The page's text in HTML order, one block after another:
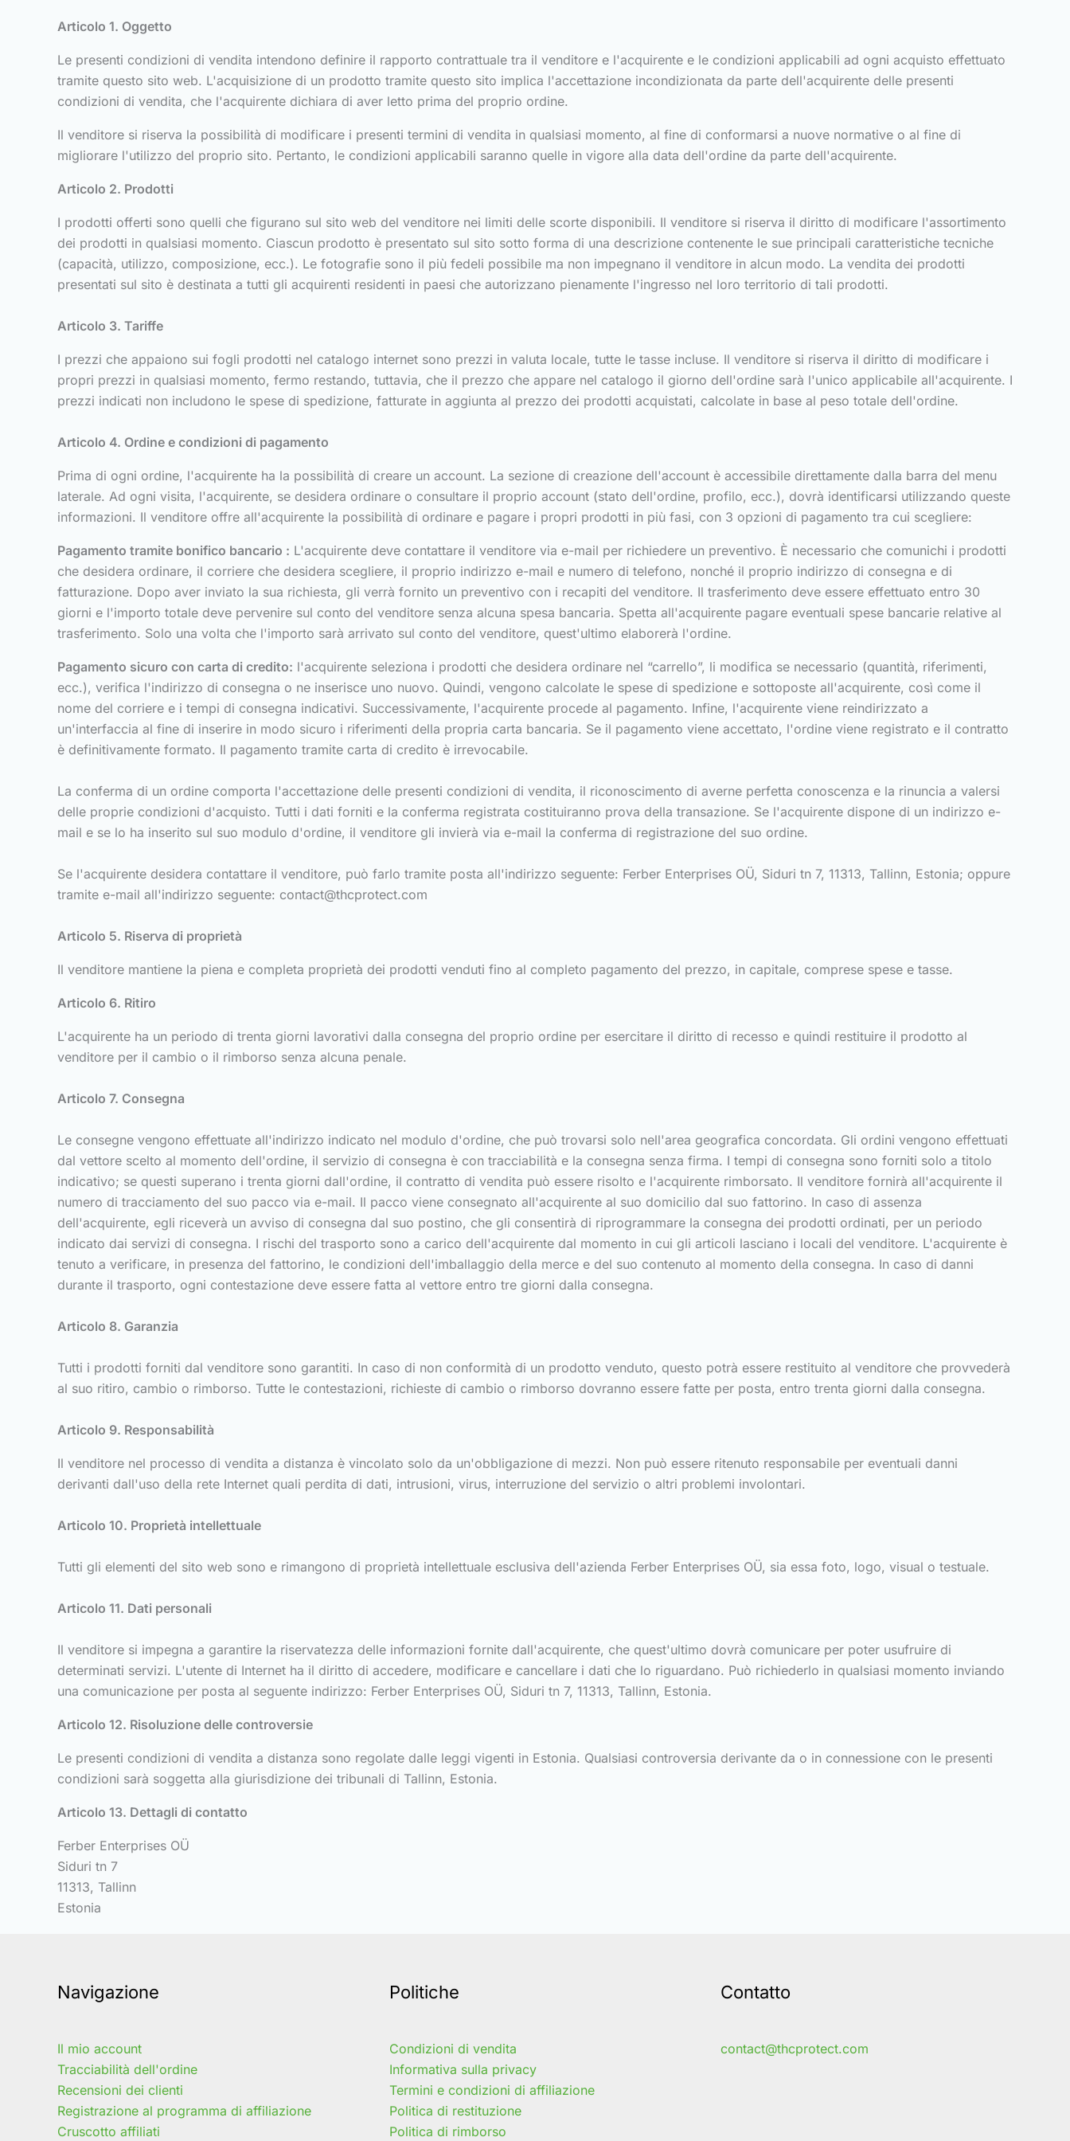
Articolo 1. Oggetto
Le presenti condizioni di vendita intendono definire il rapporto contrattuale tra il venditore e l'acquirente e le condizioni applicabili ad ogni acquisto effettuato
tramite questo sito web. L'acquisizione di un prodotto tramite questo sito implica l'accettazione incondizionata da parte dell'acquirente delle presenti
condizioni di vendita, che l'acquirente dichiara di aver letto prima del proprio ordine.
Il venditore si riserva la possibilità di modificare i presenti termini di vendita in qualsiasi momento, al fine di conformarsi a nuove normative o al fine di
migliorare l'utilizzo del proprio sito. Pertanto, le condizioni applicabili saranno quelle in vigore alla data dell'ordine da parte dell'acquirente.
Articolo 2. Prodotti
I prodotti offerti sono quelli che figurano sul sito web del venditore nei limiti delle scorte disponibili. Il venditore si riserva il diritto di modificare l'assortimento
dei prodotti in qualsiasi momento. Ciascun prodotto è presentato sul sito sotto forma di una descrizione contenente le sue principali caratteristiche tecniche
(capacità, utilizzo, composizione, ecc.). Le fotografie sono il più fedeli possibile ma non impegnano il venditore in alcun modo. La vendita dei prodotti
presentati sul sito è destinata a tutti gli acquirenti residenti in paesi che autorizzano pienamente l'ingresso nel loro territorio di tali prodotti.
Articolo 3. Tariffe
I prezzi che appaiono sui fogli prodotti nel catalogo internet sono prezzi in valuta locale, tutte le tasse incluse. Il venditore si riserva il diritto di modificare i
propri prezzi in qualsiasi momento, fermo restando, tuttavia, che il prezzo che appare nel catalogo il giorno dell'ordine sarà l'unico applicabile all'acquirente. I
prezzi indicati non includono le spese di spedizione, fatturate in aggiunta al prezzo dei prodotti acquistati, calcolate in base al peso totale dell'ordine.
Articolo 4. Ordine e condizioni di pagamento
Prima di ogni ordine, l'acquirente ha la possibilità di creare un account. La sezione di creazione dell'account è accessibile direttamente dalla barra del menu
laterale. Ad ogni visita, l'acquirente, se desidera ordinare o consultare il proprio account (stato dell'ordine, profilo, ecc.), dovrà identificarsi utilizzando queste
informazioni. Il venditore offre all'acquirente la possibilità di ordinare e pagare i propri prodotti in più fasi, con 3 opzioni di pagamento tra cui scegliere:
Pagamento tramite bonifico bancario : L'acquirente deve contattare il venditore via e-mail per richiedere un preventivo. È necessario che comunichi i prodotti
che desidera ordinare, il corriere che desidera scegliere, il proprio indirizzo e-mail e numero di telefono, nonché il proprio indirizzo di consegna e di
fatturazione. Dopo aver inviato la sua richiesta, gli verrà fornito un preventivo con i recapiti del venditore. Il trasferimento deve essere effettuato entro 30
giorni e l'importo totale deve pervenire sul conto del venditore senza alcuna spesa bancaria. Spetta all'acquirente pagare eventuali spese bancarie relative al
trasferimento. Solo una volta che l'importo sarà arrivato sul conto del venditore, quest'ultimo elaborerà l'ordine.
Pagamento sicuro con carta di credito: l'acquirente seleziona i prodotti che desidera ordinare nel “carrello”, li modifica se necessario (quantità, riferimenti,
ecc.), verifica l'indirizzo di consegna o ne inserisce uno nuovo. Quindi, vengono calcolate le spese di spedizione e sottoposte all'acquirente, così come il
nome del corriere e i tempi di consegna indicativi. Successivamente, l'acquirente procede al pagamento. Infine, l'acquirente viene reindirizzato a
un'interfaccia al fine di inserire in modo sicuro i riferimenti della propria carta bancaria. Se il pagamento viene accettato, l'ordine viene registrato e il contratto
è definitivamente formato. Il pagamento tramite carta di credito è irrevocabile.
La conferma di un ordine comporta l'accettazione delle presenti condizioni di vendita, il riconoscimento di averne perfetta conoscenza e la rinuncia a valersi
delle proprie condizioni d'acquisto. Tutti i dati forniti e la conferma registrata costituiranno prova della transazione. Se l'acquirente dispone di un indirizzo e-
mail e se lo ha inserito sul suo modulo d'ordine, il venditore gli invierà via e-mail la conferma di registrazione del suo ordine.
Se l'acquirente desidera contattare il venditore, può farlo tramite posta all'indirizzo seguente: Ferber Enterprises OÜ, Siduri tn 7, 11313, Tallinn, Estonia; oppure
tramite e-mail all'indirizzo seguente: contact@thcprotect.com
Articolo 5. Riserva di proprietà
Il venditore mantiene la piena e completa proprietà dei prodotti venduti fino al completo pagamento del prezzo, in capitale, comprese spese e tasse.
Articolo 6. Ritiro
L'acquirente ha un periodo di trenta giorni lavorativi dalla consegna del proprio ordine per esercitare il diritto di recesso e quindi restituire il prodotto al
venditore per il cambio o il rimborso senza alcuna penale.
Articolo 7. Consegna
Le consegne vengono effettuate all'indirizzo indicato nel modulo d'ordine, che può trovarsi solo nell'area geografica concordata. Gli ordini vengono effettuati
dal vettore scelto al momento dell'ordine, il servizio di consegna è con tracciabilità e la consegna senza firma. I tempi di consegna sono forniti solo a titolo
indicativo; se questi superano i trenta giorni dall'ordine, il contratto di vendita può essere risolto e l'acquirente rimborsato. Il venditore fornirà all'acquirente il
numero di tracciamento del suo pacco via e-mail. Il pacco viene consegnato all'acquirente al suo domicilio dal suo fattorino. In caso di assenza
dell'acquirente, egli riceverà un avviso di consegna dal suo postino, che gli consentirà di riprogrammare la consegna dei prodotti ordinati, per un periodo
indicato dai servizi di consegna. I rischi del trasporto sono a carico dell'acquirente dal momento in cui gli articoli lasciano i locali del venditore. L'acquirente è
tenuto a verificare, in presenza del fattorino, le condizioni dell'imballaggio della merce e del suo contenuto al momento della consegna. In caso di danni
durante il trasporto, ogni contestazione deve essere fatta al vettore entro tre giorni dalla consegna.
Articolo 8. Garanzia
Tutti i prodotti forniti dal venditore sono garantiti. In caso di non conformità di un prodotto venduto, questo potrà essere restituito al venditore che provvederà
al suo ritiro, cambio o rimborso. Tutte le contestazioni, richieste di cambio o rimborso dovranno essere fatte per posta, entro trenta giorni dalla consegna.
Articolo 9. Responsabilità
Il venditore nel processo di vendita a distanza è vincolato solo da un'obbligazione di mezzi. Non può essere ritenuto responsabile per eventuali danni
derivanti dall'uso della rete Internet quali perdita di dati, intrusioni, virus, interruzione del servizio o altri problemi involontari.
Articolo 10. Proprietà intellettuale
Tutti gli elementi del sito web sono e rimangono di proprietà intellettuale esclusiva dell'azienda Ferber Enterprises OÜ, sia essa foto, logo, visual o testuale.
Articolo 11. Dati personali
Il venditore si impegna a garantire la riservatezza delle informazioni fornite dall'acquirente, che quest'ultimo dovrà comunicare per poter usufruire di
determinati servizi. L'utente di Internet ha il diritto di accedere, modificare e cancellare i dati che lo riguardano. Può richiederlo in qualsiasi momento inviando
una comunicazione per posta al seguente indirizzo: Ferber Enterprises OÜ, Siduri tn 7, 11313, Tallinn, Estonia.
Articolo 12. Risoluzione delle controversie
Le presenti condizioni di vendita a distanza sono regolate dalle leggi vigenti in Estonia. Qualsiasi controversia derivante da o in connessione con le presenti
condizioni sarà soggetta alla giurisdizione dei tribunali di Tallinn, Estonia.
Articolo 13. Dettagli di contatto
Ferber Enterprises OÜ
Siduri tn 7
11313, Tallinn
Estonia
Navigazione
Il mio account
Tracciabilità dell'ordine
Recensioni dei clienti
Registrazione al programma di affiliazione
Cruscotto affiliati
Politiche
Condizioni di vendita
Informativa sulla privacy
Termini e condizioni di affiliazione
Politica di restituzione
Politica di rimborso
Contatto
contact@thcprotect.com